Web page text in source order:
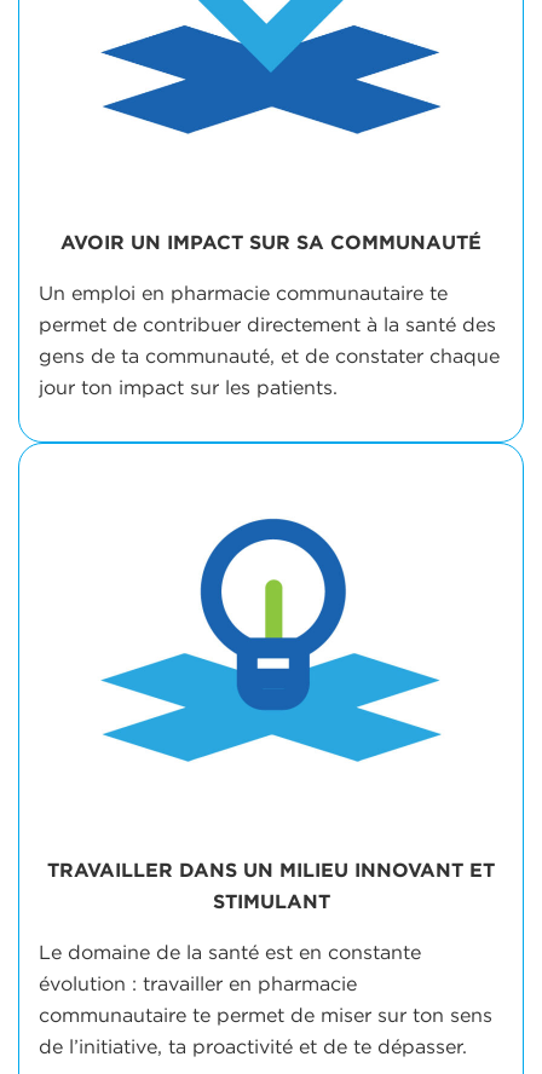
AVOIR UN IMPACT SUR SA COMMUNAUTÉ
Un emploi en pharmacie communautaire te
permet de contribuer directement à la santé des
gens de ta communauté, et de constater chaque
jour ton impact sur les patients.
TRAVAILLER DANS UN MILIEU INNOVANT ET
STIMULANT
Le domaine de la santé est en constante
évolution : travailler en pharmacie
communautaire te permet de miser sur ton sens
de l’initiative, ta proactivité et de te dépasser.